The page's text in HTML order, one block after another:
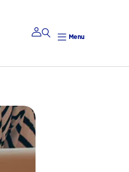
Nutricia
Mijn Nutricia
Menu